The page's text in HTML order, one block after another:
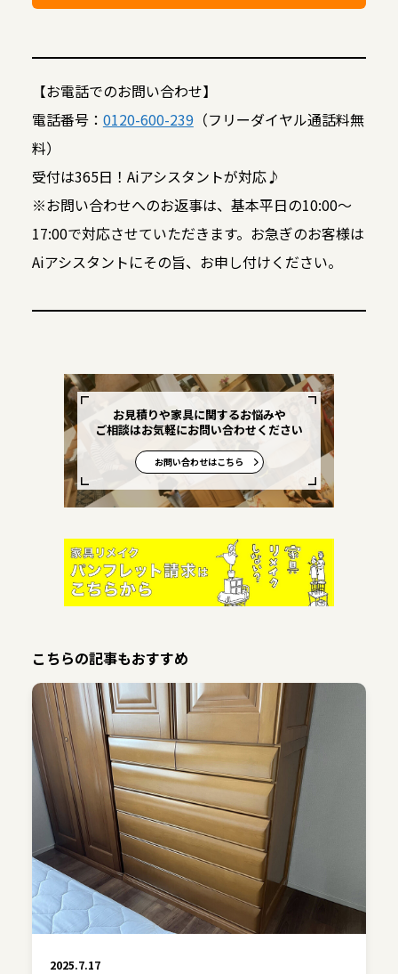
【お電話でのお問い合わせ】
電話番号： 0120-600-239（フリーダイヤル通話料無
料）
受付は365日！Aiアシスタントが対応♪
※お問い合わせへのお返事は、基本平日の10:00～
17:00で対応させていただきます。お急ぎのお客様は
Aiアシスタントにその旨、お申し付けください。
お見積りや家具に関するお悩みや
ご相談はお気軽にお問い合わせください
お問い合わせはこちら
こちらの記事もおすすめ
2025.7.17